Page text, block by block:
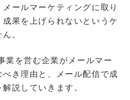
ールマーケティングに取り
果を上げられないというケ
。
業を営む企業がメールマー
き理由と、メール配信で成
説していきます。